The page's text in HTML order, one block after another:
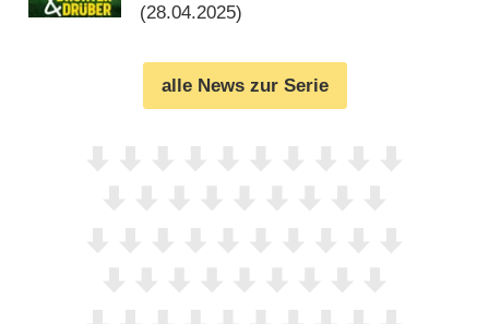
(28.04.2025)
alle News zur Serie